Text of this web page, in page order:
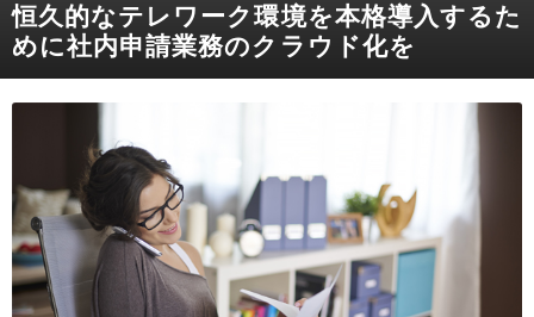
恒久的なテレワーク環境を本格導入するた
めに社内申請業務のクラウド化を